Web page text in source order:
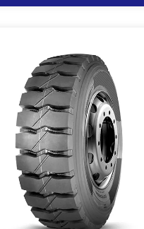
YT616
独特的带束层结构，高耐磨低生热
的胎冠（基部胶）。 行驶里程
高，节省能源，抗载性能优越，良
好的驱动、制动性能，良好的抗撕
裂性能及耐磨性能。 优化和加强
的胎圈设计，超强的载重能力，能